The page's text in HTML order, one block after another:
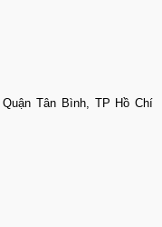
Tân Bình, TP Hồ Chí